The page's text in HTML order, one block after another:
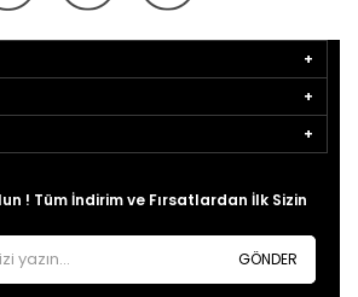
! Tüm İndirim ve Fırsatlardan İlk Sizin
GÖNDER